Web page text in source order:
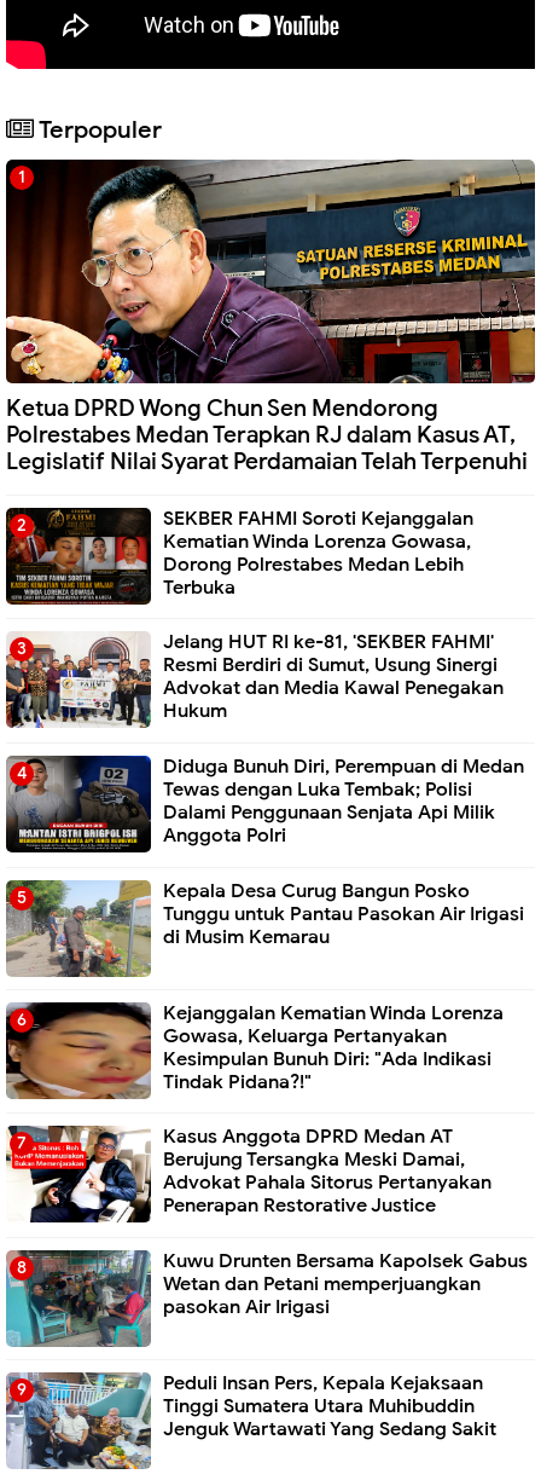
Terpopuler
Ketua DPRD Wong Chun Sen Mendorong
Polrestabes Medan Terapkan RJ dalam Kasus AT,
Legislatif Nilai Syarat Perdamaian Telah Terpenuhi
SEKBER FAHMI Soroti Kejanggalan
Kematian Winda Lorenza Gowasa,
Dorong Polrestabes Medan Lebih
Terbuka
Jelang HUT RI ke-81, 'SEKBER FAHMI'
Resmi Berdiri di Sumut, Usung Sinergi
Advokat dan Media Kawal Penegakan
Hukum
Diduga Bunuh Diri, Perempuan di Medan
Tewas dengan Luka Tembak; Polisi
Dalami Penggunaan Senjata Api Milik
Anggota Polri
Kepala Desa Curug Bangun Posko
Tunggu untuk Pantau Pasokan Air Irigasi
di Musim Kemarau
Kejanggalan Kematian Winda Lorenza
Gowasa, Keluarga Pertanyakan
Kesimpulan Bunuh Diri: "Ada Indikasi
Tindak Pidana?!"
Kasus Anggota DPRD Medan AT
Berujung Tersangka Meski Damai,
Advokat Pahala Sitorus Pertanyakan
Penerapan Restorative Justice
Kuwu Drunten Bersama Kapolsek Gabus
Wetan dan Petani memperjuangkan
pasokan Air Irigasi
Peduli Insan Pers, Kepala Kejaksaan
Tinggi Sumatera Utara Muhibuddin
Jenguk Wartawati Yang Sedang Sakit